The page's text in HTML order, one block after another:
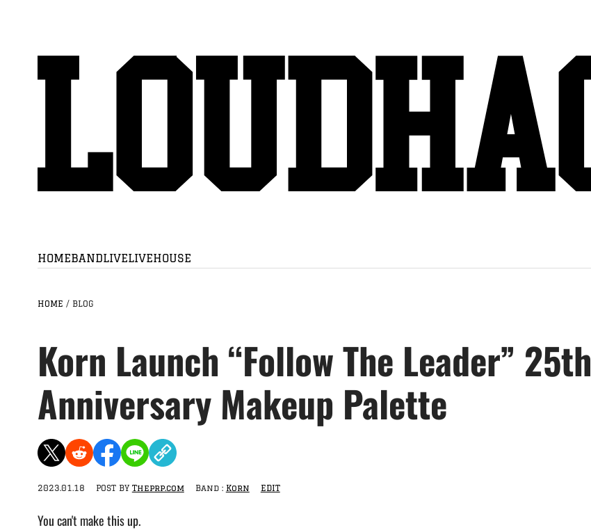
HOMEBANDLIVELIVEHOUSE
HOME / BLOG
Korn Launch “Follow The Leader” 25th
Anniversary Makeup Palette
2023.01.18 POST BY Theprp.com Band : Korn EDIT
You can't make this up.